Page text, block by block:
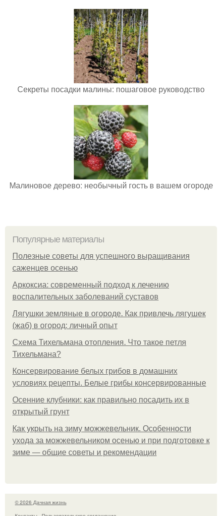
Секреты посадки малины: пошаговое руководство
Малиновое дерево: необычный гость в вашем огороде
Популярные материалы
Полезные советы для успешного выращивания
саженцев осенью
Аркоксиа: современный подход к лечению
воспалительных заболеваний суставов
Лягушки земляные в огороде. Как привлечь лягушек
(жаб) в огород: личный опыт
Схема Тихельмана отопления. Что такое петля
Тихельмана?
Консервирование белых грибов в домашних
условиях рецепты. Белые грибы консервированные
Осенние клубники: как правильно посадить их в
открытый грунт
Как укрыть на зиму можжевельник. Особенности
ухода за можжевельником осенью и при подготовке к
зиме — общие советы и рекомендации
© 2026 Дачная жизнь